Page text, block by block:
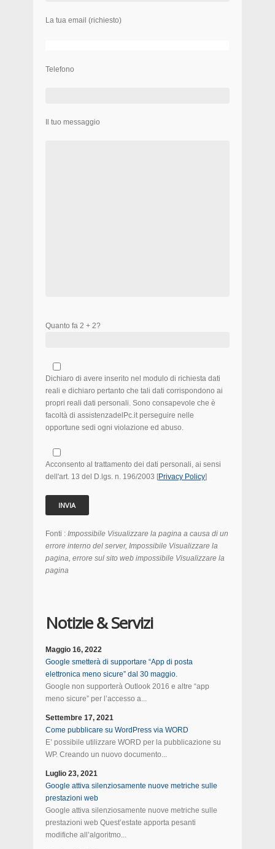
La tua email (richiesto)
Telefono
Il tuo messaggio
Quanto fa 2 + 2?
Dichiaro di avere inserito nel modulo di richiesta dati
reali e dichiaro pertanto che tali dati corrispondono ai
propri reali dati personali. Sono consapevole che è
facoltà di assistenzadelPc.it perseguire nelle
opportune sedi ogni violazione ed abuso.
Acconsento al trattamento dei dati personali, ai sensi
dell'art. 13 del D.lgs. n. 196/2003 [Privacy Policy]
Fonti : Impossibile Visualizzare la pagina a causa di un
errore interno del server, Impossibile Visualizzare la
pagina, errore sul sito web impossibile Visualizzare la
pagina
Notizie & Servizi
Maggio 16, 2022
Google smetterà di supportare “App di posta
elettronica meno sicure” dal 30 maggio.
Google non supporterà Outlook 2016 e altre “app
meno sicure” per l’accesso a...
Settembre 17, 2021
Come pubblicare su WordPress via WORD
E’ possibile utilizzare WORD per la pubblicazione su
WP. Creando un nuovo documento...
Luglio 23, 2021
Google attiva silenziosamente nuove metriche sulle
prestazioni web
Google attiva silenziosamente nuove metriche sulle
prestazioni web Quest’estate apporta pesanti
modifiche all’algoritmo...